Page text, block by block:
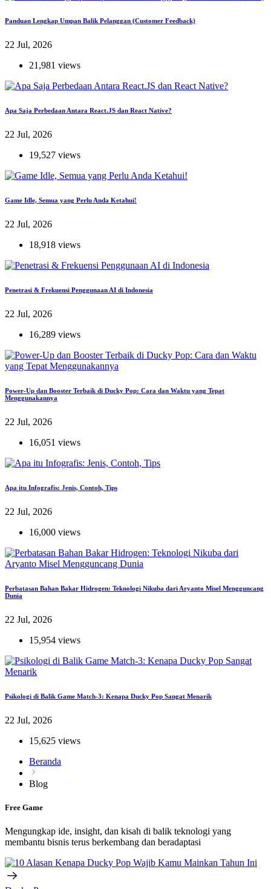
Panduan Lengkap Umpan Balik Pelanggan (Customer Feedback)
22 Jul, 2026
21,981 views
Apa Saja Perbedaan Antara React.JS dan React Native?
22 Jul, 2026
19,527 views
Game Idle, Semua yang Perlu Anda Ketahui!
22 Jul, 2026
18,918 views
Penetrasi & Frekuensi Penggunaan AI di Indonesia
22 Jul, 2026
16,289 views
Power-Up dan Booster Terbaik di Ducky Pop: Cara dan Waktu yang Tepat
Menggunakannya
22 Jul, 2026
16,051 views
Apa itu Infografis: Jenis, Contoh, Tips
22 Jul, 2026
16,000 views
Perbatasan Bahan Bakar Hidrogen: Teknologi Nikuba dari Aryanto Misel Mengguncang
Dunia
22 Jul, 2026
15,954 views
Psikologi di Balik Game Match-3: Kenapa Ducky Pop Sangat Menarik
22 Jul, 2026
15,625 views
Beranda
Blog
Free Game
Mengungkap ide, insight, dan kisah di balik teknologi yang
membantu bisnis terus berkembang dan beradaptasi